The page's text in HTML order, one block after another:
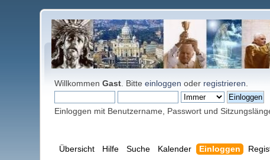
WillkommenGast . Bitteeinloggen oder registrieren
Einloggen mit Benutzername, Passwort und
Übersicht Hilfe Suche Kalender Einloggen